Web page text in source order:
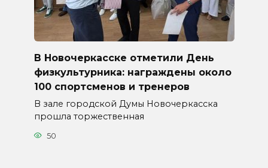
В Новочеркасске отметили День
физкультурника: награждены около
100 спортсменов и тренеров
В зале городской Думы Новочеркасска
прошла торжественная
50